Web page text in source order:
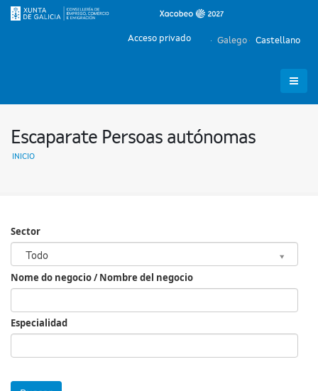
Galego Castellano
Acceso privado
Escaparate Persoas autónomas
INICIO
Sector
Todo
Sector
Nome do negocio / Nombre del negocio
Especialidad